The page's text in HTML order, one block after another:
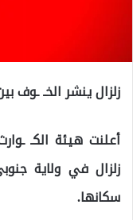
زلزال ينشر الخـ ـوف
أعلنت هيئة الكـ
زلزال في ولاية
سكانها.